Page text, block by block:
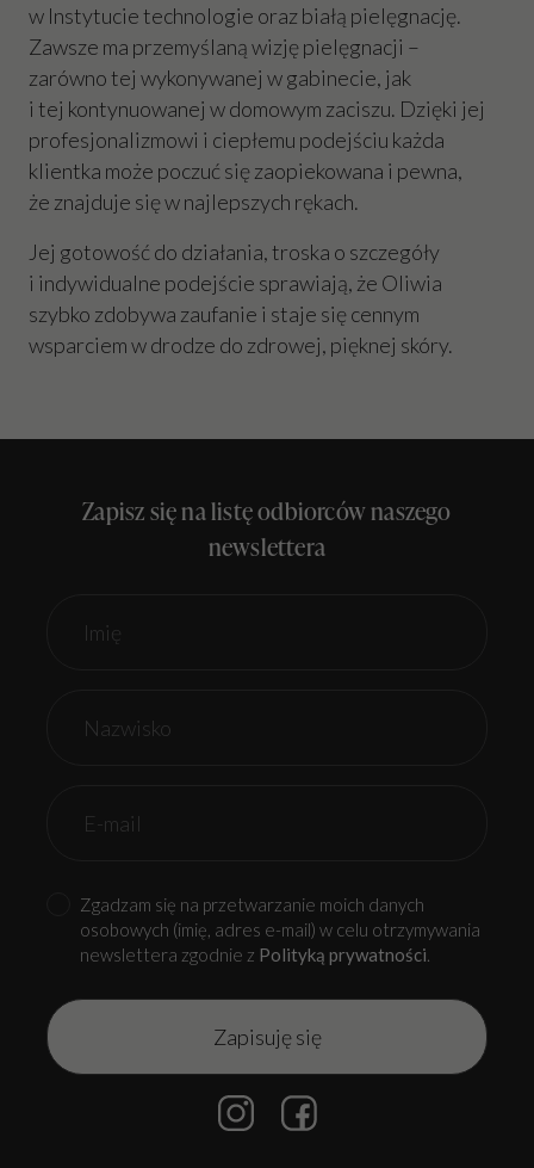
w Instytucie technologie oraz białą pielęgnację.
Zawsze ma przemyślaną wizję pielęgnacji –
zarówno tej wykonywanej w gabinecie, jak
i tej kontynuowanej w domowym zaciszu. Dzięki jej
profesjonalizmowi i ciepłemu podejściu każda
klientka może poczuć się zaopiekowana i pewna,
że znajduje się w najlepszych rękach.
Jej gotowość do działania, troska o szczegóły
i indywidualne podejście sprawiają, że Oliwia
szybko zdobywa zaufanie i staje się cennym
wsparciem w drodze do zdrowej, pięknej skóry.
Zapisz się na listę odbiorców naszego
newslettera
Zgadzam się na przetwarzanie moich danych
osobowych (imię, adres e-mail) w celu otrzymywania
newslettera zgodnie z Polityką prywatności.
Alternative: